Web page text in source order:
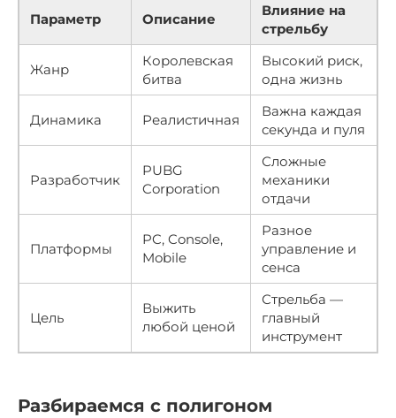
Параметр Описание
Влияние на
стрельбу
Жанр
Королевская
битва
Высокий риск,
одна жизнь
Динамика Реалистичная
Важна каждая
секунда и пуля
Разработчик
PUBG
Corporation
Сложные
механики
отдачи
Платформы
PC, Console,
Mobile
Разное
управление и
сенса
Цель
Выжить
любой ценой
Стрельба —
главный
инструмент
Разбираемся с полигоном